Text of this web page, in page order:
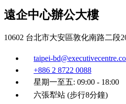
遠企中心辦公大樓
10602 台北市大安區敦化南路二段
taipei-
+886 2 8722 0088
星期一至五: 09:00 - 18:00
六張犁站 (步行8分鐘)